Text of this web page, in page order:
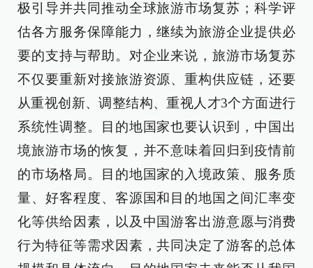
极引导并共同推动全球旅游市场复苏；科学评
估各方服务保障能力，继续为旅游企业提供必
要的支持与帮助。对企业来说，旅游市场复苏
不仅要重新对接旅游资源、重构供应链，还要
从重视创新、调整结构、重视人才3个方面进行
系统性调整。目的地国家也要认识到，中国出
境旅游市场的恢复，并不意味着回归到疫情前
的市场格局。目的地国家的入境政策、服务质
量、好客程度、客源国和目的地国之间汇率变
化等供给因素，以及中国游客出游意愿与消费
行为特征等需求因素，共同决定了游客的总体